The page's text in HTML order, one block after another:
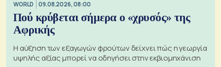
WORLD 09.08.2026, 08:00
Πού κρύβεται σήμερα ο «χρυσός» της
Αφρικής
Η αύξηση των εξαγωγών φρούτων δείχνει πώς η γεωργία
υψηλής αξίας μπορεί να οδηγήσει στην εκβιομηχάνιση